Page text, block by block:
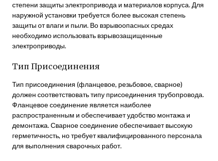
степени защиты электропривода и материалов корпуса. Для
наружной установки требуется более высокая степень
защиты от влаги и пыли. Во взрывоопасных средах
необходимо использовать взрывозащищенные
электроприводы.
Тип Присоединения
Тип присоединения (фланцевое, резьбовое, сварное)
должен соответствовать типу присоединения трубопровода.
Фланцевое соединение является наиболее
распространенным и обеспечивает удобство монтажа и
демонтажа. Сварное соединение обеспечивает высокую
герметичность, но требует квалифицированного персонала
для выполнения сварочных работ.